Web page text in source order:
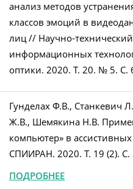
анализ методов
классов эмоций в
лиц // Научно-
информационных
оптики. 2020. Т. 20. № 5. С.
Гунделах Ф.В., Станкевич
Ж.В., Шемякина Н.В.
компьютер» в
СПИИРАН. 2020. Т. 19 (2). С.
ПОДРОБНЕЕ